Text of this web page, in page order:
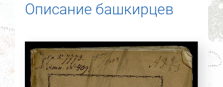
Электронный каталог
Новости
О нас
Найти
Описание башкирцев